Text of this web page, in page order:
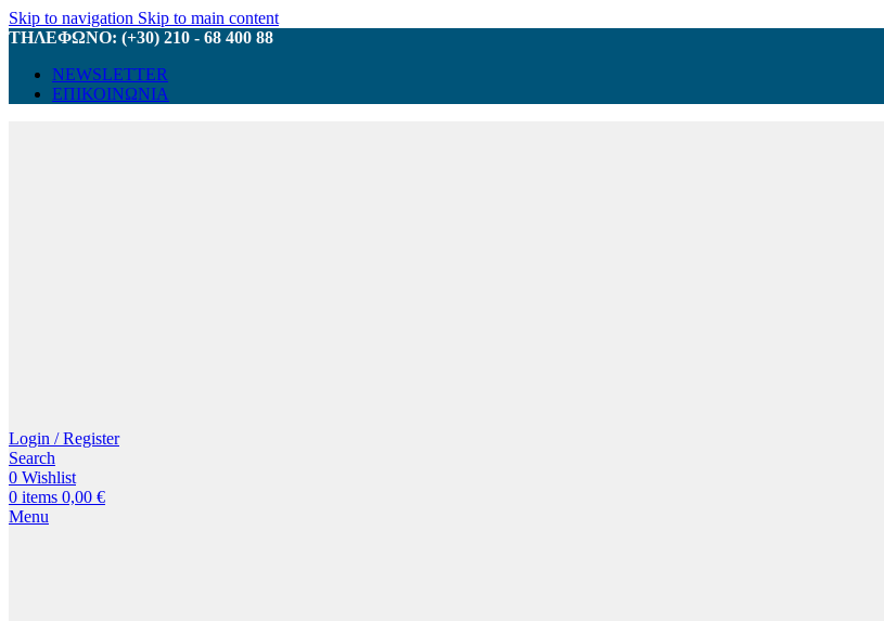
Skip to navigation Skip to main content
ΤΗΛΕΦΩΝΟ: (+30) 210 - 68 400 88
NEWSLETTER
ΕΠΙΚΟΙΝΩΝΙΑ
Login / Register
Search
0 Wishlist
0 items 0,00 €
Menu